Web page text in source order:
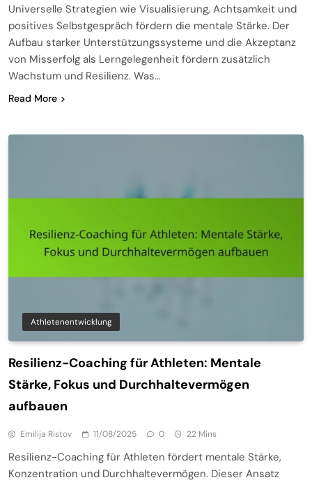
Universelle Strategien wie Visualisierung, Achtsamkeit und
positives Selbstgespräch fördern die mentale Stärke. Der
Aufbau starker Unterstützungssysteme und die Akzeptanz
von Misserfolg als Lerngelegenheit fördern zusätzlich
Wachstum und Resilienz. Was…
Read More
Athletenentwicklung
Resilienz-Coaching für Athleten: Mentale
Stärke, Fokus und Durchhaltevermögen
aufbauen
Emilija Ristov 11/08/2025 0 22 Mins
Resilienz-Coaching für Athleten fördert mentale Stärke,
Konzentration und Durchhaltevermögen. Dieser Ansatz